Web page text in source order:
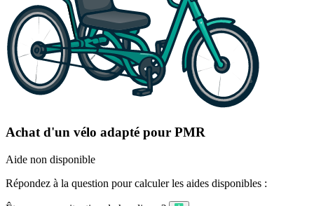
Achat d'un vélo adapté pour PMR
Aide non disponible
Répondez à la question pour calculer les aides disponibles :